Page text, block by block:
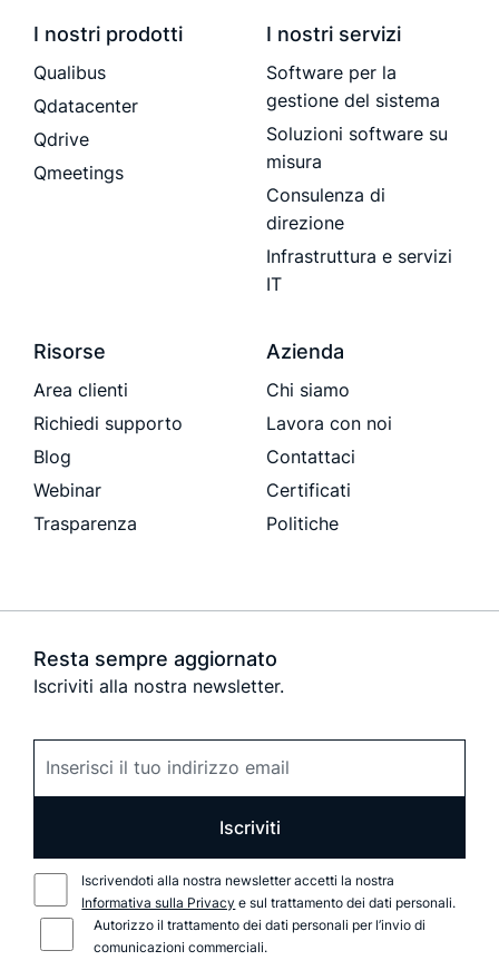
I nostri prodotti
Qualibus
Qdatacenter
Qdrive
Qmeetings
I nostri servizi
Software per la
gestione del sistema
Soluzioni software su
misura
Consulenza di
direzione
Infrastruttura e servizi
IT
Risorse
Area clienti
Richiedi supporto
Blog
Webinar
Trasparenza
Azienda
Chi siamo
Lavora con noi
Contattaci
Certificati
Politiche
Resta sempre aggiornato
Iscriviti alla nostra newsletter.
Iscriviti
Iscrivendoti alla nostra newsletter accetti la nostra
Informativa sulla Privacy e sul trattamento dei dati personali.
Autorizzo il trattamento dei dati personali per l’invio di
comunicazioni commerciali.